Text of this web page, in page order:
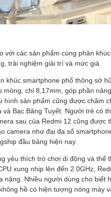
các sản phẩm cùng phân
trải nghiệm giải trí và mức giá.
khúc smartphone phổ thông sở
chỉ 8,17mm, góp phần
sản phẩm cũng được chăm
Bạc Băng Tuyết. Người trẻ có
sau của Redmi 12 cũng được
camera như đại đa số
đầu bảng hiện nay.
yêu thích trò chơi di động và thể
xung nhịp lên đến 2.0GHz,
nặng. Nhiều người dùng cho biết
hề có hiện tượng nóng máy